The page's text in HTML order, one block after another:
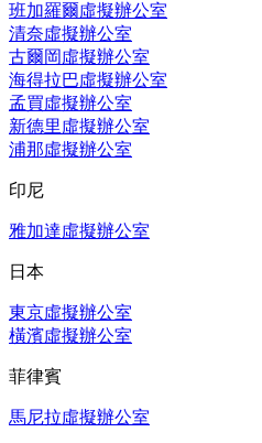
班加羅爾虛擬辦公室
清奈虛擬辦公室
古爾岡虛擬辦公室
海得拉巴虛擬辦公室
孟買虛擬辦公室
新德里虛擬辦公室
浦那虛擬辦公室
印尼
雅加達虛擬辦公室
日本
東京虛擬辦公室
橫濱虛擬辦公室
菲律賓
馬尼拉虛擬辦公室